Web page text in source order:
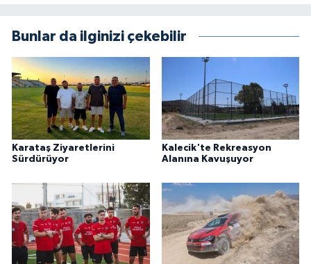
Bunlar da ilginizi çekebilir
Karataş Ziyaretlerini
Sürdürüyor
Kalecik'te Rekreasyon
Alanına Kavuşuyor